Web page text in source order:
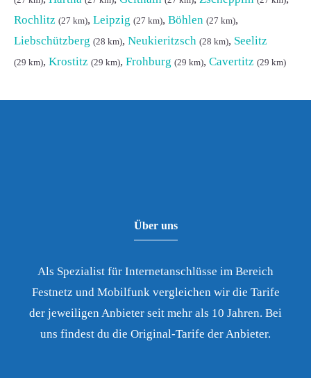
Rochlitz (27 km), Leipzig (27 km), Böhlen (27 km),
Liebschützberg (28 km), Neukieritzsch (28 km), Seelitz
(29 km), Krostitz (29 km), Frohburg (29 km), Cavertitz (29 km)
Über uns
Als Spezialist für Internetanschlüsse im Bereich
Festnetz und Mobilfunk vergleichen wir die Tarife
der jeweiligen Anbieter seit mehr als 10 Jahren. Bei
uns findest du die Original-Tarife der Anbieter.